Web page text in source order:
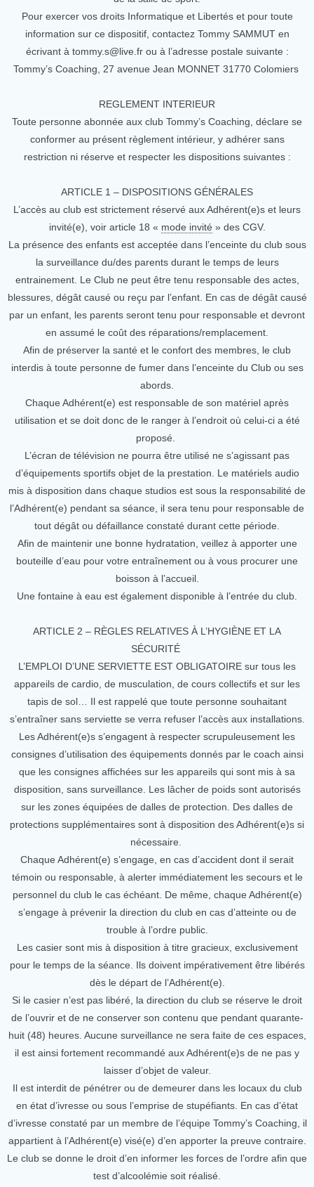
Pour exercer vos droits Informatique et Libertés et pour toute
information sur ce dispositif, contactez Tommy SAMMUT en
écrivant à tommy.s@live.fr ou à l’adresse postale suivante :
Tommy’s Coaching, 27 avenue Jean MONNET 31770 Colomiers
REGLEMENT INTERIEUR
Toute personne abonnée aux club Tommy’s Coaching, déclare se
conformer au présent règlement intérieur, y adhérer sans
restriction ni réserve et respecter les dispositions suivantes :
ARTICLE 1 – DISPOSITIONS GÉNÉRALES
L’accès au club est strictement réservé aux Adhérent(e)s et leurs
invité(e), voir article 18 « mode invité » des CGV.
La présence des enfants est acceptée dans l’enceinte du club sous
la surveillance du/des parents durant le temps de leurs
entrainement. Le Club ne peut être tenu responsable des actes,
blessures, dégât causé ou reçu par l’enfant. En cas de dégât causé
par un enfant, les parents seront tenu pour responsable et devront
en assumé le coût des réparations/remplacement.
Afin de préserver la santé et le confort des membres, le club
interdis à toute personne de fumer dans l’enceinte du Club ou ses
abords.
Chaque Adhérent(e) est responsable de son matériel après
utilisation et se doit donc de le ranger à l’endroit où celui-ci a été
proposé.
L’écran de télévision ne pourra être utilisé ne s’agissant pas
d’équipements sportifs objet de la prestation. Le matériels audio
mis à disposition dans chaque studios est sous la responsabilité de
l’Adhérent(e) pendant sa séance, il sera tenu pour responsable de
tout dégât ou défaillance constaté durant cette période.
Afin de maintenir une bonne hydratation, veillez à apporter une
bouteille d’eau pour votre entraînement ou à vous procurer une
boisson à l’accueil.
Une fontaine à eau est également disponible à l’entrée du club.
ARTICLE 2 – RÈGLES RELATIVES À L’HYGIÈNE ET LA
SÉCURITÉ
L’EMPLOI D’UNE SERVIETTE EST OBLIGATOIRE sur tous les
appareils de cardio, de musculation, de cours collectifs et sur les
tapis de sol… Il est rappelé que toute personne souhaitant
s’entraîner sans serviette se verra refuser l’accès aux installations.
Les Adhérent(e)s s’engagent à respecter scrupuleusement les
consignes d’utilisation des équipements donnés par le coach ainsi
que les consignes affichées sur les appareils qui sont mis à sa
disposition, sans surveillance. Les lâcher de poids sont autorisés
sur les zones équipées de dalles de protection. Des dalles de
protections supplémentaires sont à disposition des Adhérent(e)s si
nécessaire.
Chaque Adhérent(e) s’engage, en cas d’accident dont il serait
témoin ou responsable, à alerter immédiatement les secours et le
personnel du club le cas échéant. De même, chaque Adhérent(e)
s’engage à prévenir la direction du club en cas d’atteinte ou de
trouble à l’ordre public.
Les casier sont mis à disposition à titre gracieux, exclusivement
pour le temps de la séance. Ils doivent impérativement être libérés
dès le départ de l’Adhérent(e).
Si le casier n’est pas libéré, la direction du club se réserve le droit
de l’ouvrir et de ne conserver son contenu que pendant quarante-
huit (48) heures. Aucune surveillance ne sera faite de ces espaces,
il est ainsi fortement recommandé aux Adhérent(e)s de ne pas y
laisser d’objet de valeur.
Il est interdit de pénétrer ou de demeurer dans les locaux du club
en état d’ivresse ou sous l’emprise de stupéfiants. En cas d’état
d’ivresse constaté par un membre de l’équipe Tommy’s Coaching, il
appartient à l’Adhérent(e) visé(e) d’en apporter la preuve contraire.
Le club se donne le droit d’en informer les forces de l’ordre afin que
test d’alcoolémie soit réalisé.